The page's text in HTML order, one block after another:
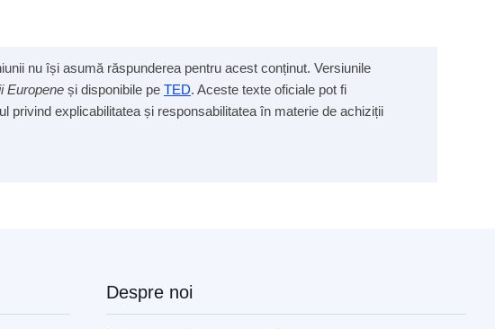
nu își asumă răspunderea pentru acest conținut. Versiunile
Europene și disponibile pe TED. Aceste texte oficiale pot fi
privind explicabilitatea și responsabilitatea în materie de achiziții
Despre noi